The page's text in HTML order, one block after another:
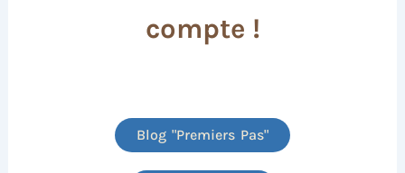
compte !
Blog "Premiers Pas"